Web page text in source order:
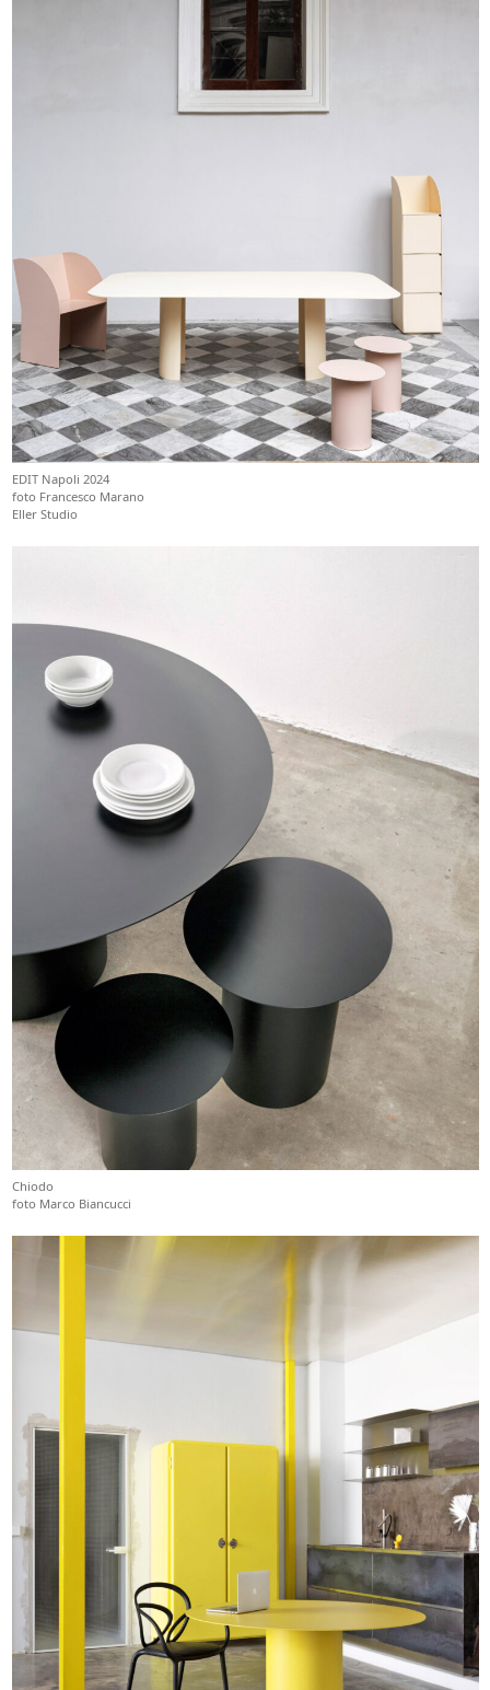
EDIT Napoli 2024
foto Francesco Marano
Eller Studio
Chiodo
foto Marco Biancucci